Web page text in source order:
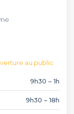
au public
9h30 – 1h
9h30 – 18h